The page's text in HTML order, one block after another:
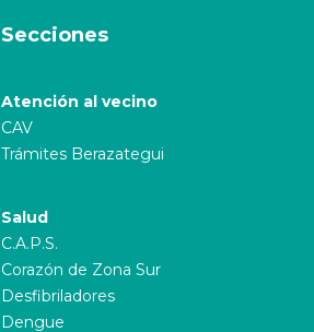
Secciones
Atención al vecino
CAV
Trámites Berazategui
Salud
C.A.P.S.
Corazón de Zona Sur
Desfibriladores
Dengue